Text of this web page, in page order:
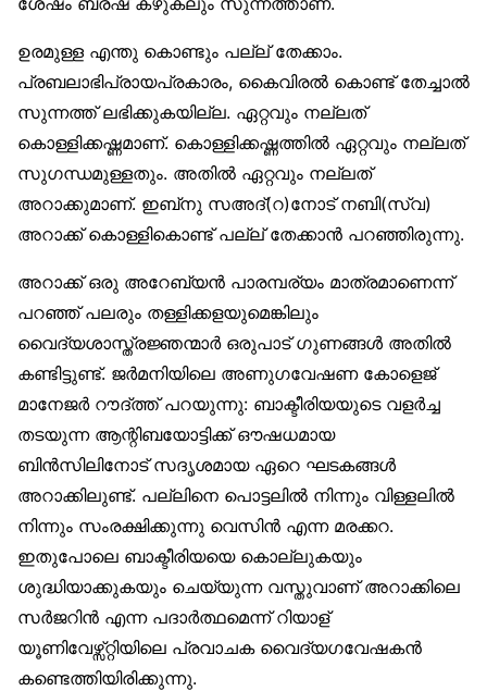
ഉരമുള്ള എന്തു കൊണ്ടും പല്ല് തേക്കാം.
പ്രബലാഭിപ്രായപ്രകാരം, കൈവിരൽ കൊണ്ട് തേച്ചാൽ
സുന്നത്ത് ലഭിക്കുകയില്ല. ഏറ്റവും നല്ലത്
കൊള്ളിക്കഷ്ണമാണ്. കൊള്ളിക്കഷ്ണത്തിൽ ഏറ്റവും നല്ലത്
സുഗന്ധമുള്ളതും. അതിൽ ഏറ്റവും നല്ലത്
അറാക്കുമാണ്. ഇബ്‌നു സഅദ്(റ)നോട് നബി(സ്വ)
അറാക്ക് കൊള്ളികൊണ്ട് പല്ല് തേക്കാൻ പറഞ്ഞിരുന്നു.
അറാക്ക് ഒരു അറേബ്യൻ പാരമ്പര്യം മാത്രമാണെന്ന്
പറഞ്ഞ് പലരും തള്ളിക്കളയുമെങ്കിലും
വൈദ്യശാസ്ത്രജ്ഞന്മാർ ഒരുപാട് ഗുണങ്ങൾ അതിൽ
കണ്ടിട്ടുണ്ട്. ജർമനിയിലെ അണുഗവേഷണ കോളെജ്
മാനേജർ റൗദ്ത്ത് പറയുന്നു: ബാക്ടീരിയയുടെ വളർച്ച
തടയുന്ന ആന്റിബയോട്ടിക്ക് ഔഷധമായ
ബിൻസിലിനോട് സദൃശമായ ഏറെ ഘടകങ്ങൾ
അറാക്കിലുണ്ട്. പല്ലിനെ പൊട്ടലിൽ നിന്നും വിള്ളലിൽ
നിന്നും സംരക്ഷിക്കുന്നു വെസിൻ എന്ന മരക്കറ.
ഇതുപോലെ ബാക്ടീരിയയെ കൊല്ലുകയും
ശുദ്ധിയാക്കുകയും ചെയ്യുന്ന വസ്തുവാണ് അറാക്കിലെ
സർജറിൻ എന്ന പദാർത്ഥമെന്ന് റിയാള്
യൂണിവേഴ്സ്റ്റിയിലെ പ്രവാചക വൈദ്യഗവേഷകൻ
കണ്ടെത്തിയിരിക്കുന്നു.